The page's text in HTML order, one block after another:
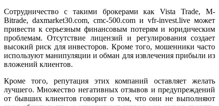
Сотрудничество с такими брокерами как Vista Trade, M-
Bitrade, daxmarket30.com, cmc-500.com и vfr-invest.live может
привести к серьезным финансовым потерям и юридическим
проблемам. Отсутствие лицензий и регулирования создает
высокий риск для инвесторов. Кроме того, мошенники часто
используют манипуляции и обман для извлечения прибыли из
вложений клиентов.
Кроме того, репутация этих компаний оставляет желать
лучшего. Множество негативных отзывов и предупреждений
от бывших клиентов говорит о том, что они не выполняют